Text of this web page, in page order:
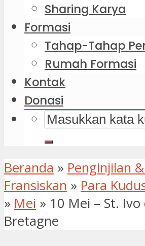
Sharing Karya
Formasi
Tahap-Tahap
Rumah Formasi
Kontak
Donasi
Beranda » Penginjilan
Fransiskan » Para
» Mei » 10 Mei – St. Ivo
Bretagne